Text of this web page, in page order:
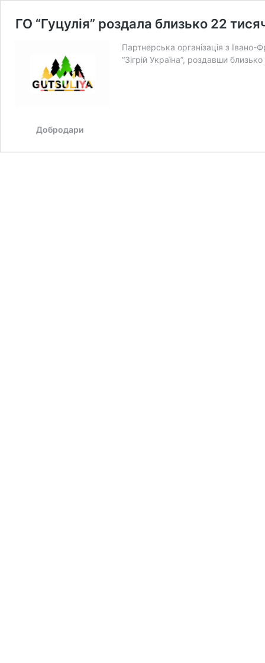
ГО “Гуцулія” роздала близько 22
Партнерська організація з Івано-
“Зігрій Україна”, роздавши
Добродари